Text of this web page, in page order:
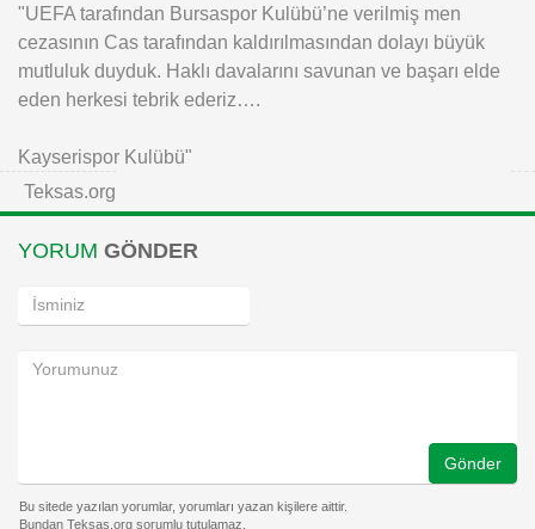
"UEFA tarafından Bursaspor Kulübü’ne verilmiş men
cezasının Cas tarafından kaldırılmasından dolayı büyük
mutluluk duyduk. Haklı davalarını savunan ve başarı elde
eden herkesi tebrik ederiz….
Kayserispor Kulübü"
Teksas.org
YORUM GÖNDER
Gönder